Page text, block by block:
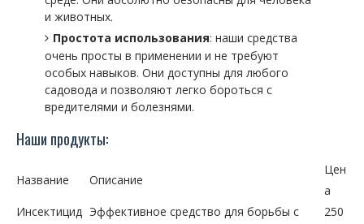
и животных.
Простота использования: наши средства
очень просты в применении и не требуют
особых навыков. Они доступны для любого
садовода и позволяют легко бороться с
вредителями и болезнями.
Наши продукты:
Название Описание
Цен
а
Инсектицид Эффективное средство для борьбы с
250